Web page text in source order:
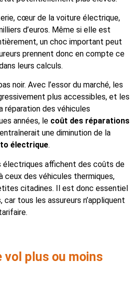
cœur de la voiture électrique,
d’euros. Même si elle est
un choc important peut
prennent donc en compte ce
leurs calculs.
noir. Avec l’essor du marché, les
plus accessibles, et les
réparation des véhicules
années, le coût des réparations
une diminution de la
électrique.
électriques affichent des coûts de
ceux des véhicules thermiques,
citadines. Il est donc essentiel
tous les assureurs n’appliquent
vol plus ou moins